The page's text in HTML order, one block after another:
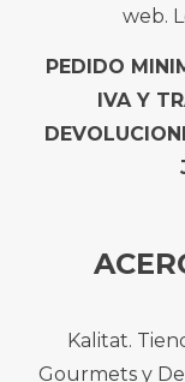
web.
PEDIDO
IVA Y
Kalitat.
Gourmets y